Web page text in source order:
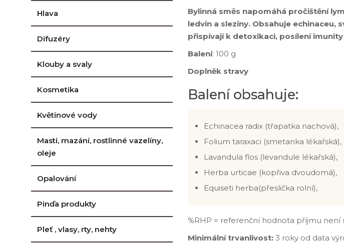
Hlava
Difuzéry
Klouby a svaly
Kosmetika
Květinové vody
Masti, mazání, rostlinné vazelíny,
oleje
Opalování
Pinďa produkty
Pleť , vlasy, rty, nehty
Bylinná směs napomáhá pročištění
ledvin a sleziny. Obsahuje
přispívají k detoxikaci, posílení
Balení: 100 g
Doplněk stravy
Balení obsahuje:
Echinacea radix (třapatka nachová),
Folium taraxaci (smetanka lékařská),
Lavandula flos (levandule lékařská),
Herba urticae (kopřiva dvoudomá),
Equiseti herba(přeslička rolní),
%RHP = referenční hodnota příjmu není
Minimální trvanlivost:3 roky od data